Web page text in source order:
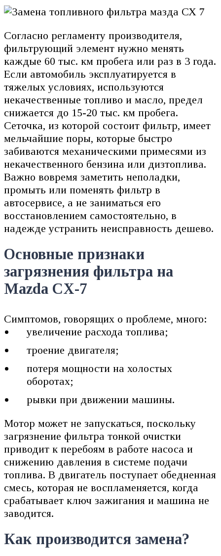
Согласно регламенту производителя,
фильтрующий элемент нужно менять
каждые 60 тыс. км пробега или раз в 3 года.
Если автомобиль эксплуатируется в
тяжелых условиях, используются
некачественные топливо и масло, предел
снижается до 15-20 тыс. км пробега.
Сеточка, из которой состоит фильтр, имеет
мельчайшие поры, которые быстро
забиваются механическими примесями из
некачественного бензина или дизтоплива.
Важно вовремя заметить неполадки,
промыть или поменять фильтр в
автосервисе, а не заниматься его
восстановлением самостоятельно, в
надежде устранить неисправность дешево.
Основные признаки
загрязнения фильтра на
Mazda CX-7
Симптомов, говорящих о проблеме, много:
увеличение расхода топлива;
троение двигателя;
потеря мощности на холостых
оборотах;
рывки при движении машины.
Мотор может не запускаться, поскольку
загрязнение фильтра тонкой очистки
приводит к перебоям в работе насоса и
снижению давления в системе подачи
топлива. В двигатель поступает обедненная
смесь, которая не воспламеняется, когда
срабатывает ключ зажигания и машина не
заводится.
Как производится замена?